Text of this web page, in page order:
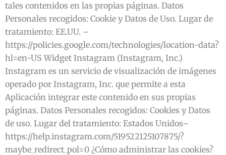
tales contenidos en las propias páginas. Datos
Personales recogidos: Cookie y Datos de Uso. Lugar de
tratamiento: EE.UU. –
https://policies.google.com/technologies/location-data?
hl=en-US Widget Instagram (Instagram, Inc.)
Instagram es un servicio de visualización de imágenes
operado por Instagram, Inc. que permite a esta
Aplicación integrar este contenido en sus propias
páginas. Datos Personales recogidos: Cookies y Datos
de uso. Lugar del tratamiento: Estados Unidos–
https://help.instagram.com/519522125107875/?
maybe_redirect_pol=0 ¿Cómo administrar las cookies?